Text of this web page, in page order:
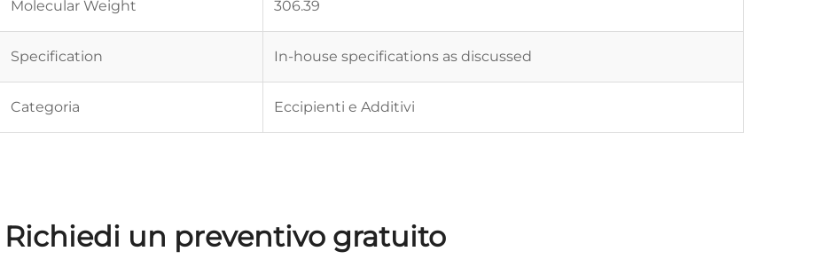
Molecular Weight 306.39
Specification In-house specifications as discussed
Categoria Eccipienti e Additivi
Richiedi un preventivo gratuito